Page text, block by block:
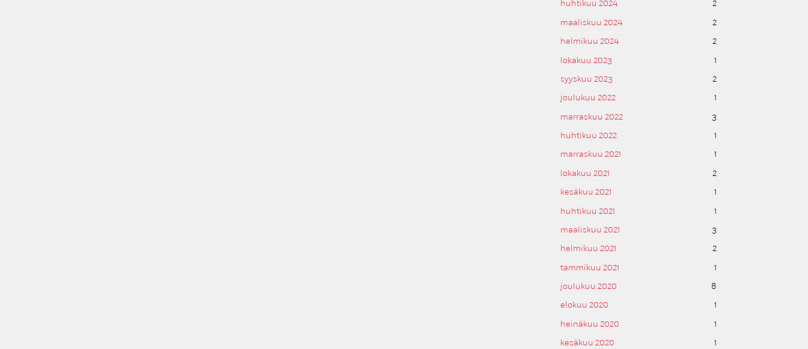
huhtikuu 2024
2
maaliskuu 2024
2
helmikuu 2024
2
lokakuu 2023
1
syyskuu 2023
2
joulukuu 2022
1
marraskuu 2022
3
huhtikuu 2022
1
marraskuu 2021
1
lokakuu 2021
2
kesäkuu 2021
1
huhtikuu 2021
1
maaliskuu 2021
3
helmikuu 2021
2
tammikuu 2021
1
joulukuu 2020
8
elokuu 2020
1
heinäkuu 2020
1
kesäkuu 2020
1